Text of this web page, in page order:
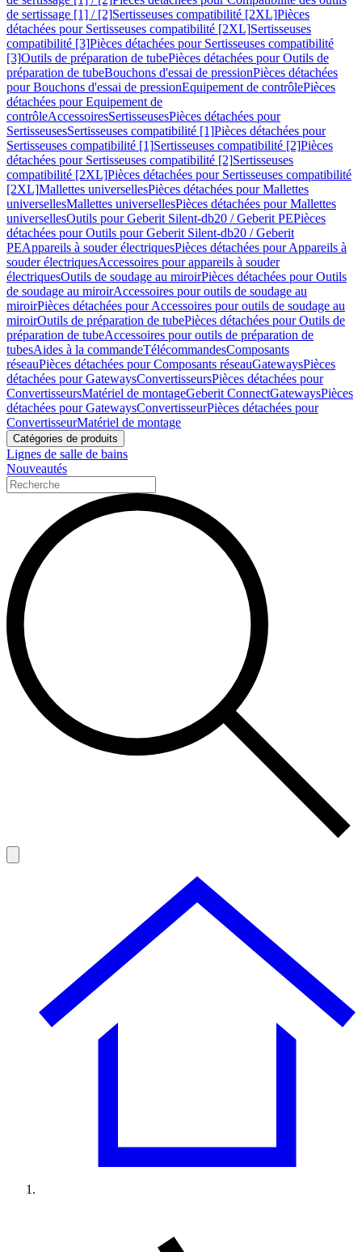
de sertissage [1] / [2]Sertisseuses compatibilité [2XL]Pièces
détachées pour Sertisseuses compatibilité [2XL]Sertisseuses
compatibilité [3]Pièces détachées pour Sertisseuses compatibilité
[3]Outils de préparation de tubePièces détachées pour Outils de
préparation de tubeBouchons d'essai de pressionPièces détachées
pour Bouchons d'essai de pressionEquipement de contrôlePièces
détachées pour Equipement de
contrôleAccessoiresSertisseusesPièces détachées pour
SertisseusesSertisseuses compatibilité [1]Pièces détachées pour
Sertisseuses compatibilité [1]Sertisseuses compatibilité [2]Pièces
détachées pour Sertisseuses compatibilité [2]Sertisseuses
compatibilité [2XL]Pièces détachées pour Sertisseuses compatibilité
[2XL]Mallettes universellesPièces détachées pour Mallettes
universellesMallettes universellesPièces détachées pour Mallettes
universellesOutils pour Geberit Silent-db20 / Geberit PEPièces
détachées pour Outils pour Geberit Silent-db20 / Geberit
PEAppareils à souder électriquesPièces détachées pour Appareils à
souder électriquesAccessoires pour appareils à souder
électriquesOutils de soudage au miroirPièces détachées pour Outils
de soudage au miroirAccessoires pour outils de soudage au
miroirPièces détachées pour Accessoires pour outils de soudage au
miroirOutils de préparation de tubePièces détachées pour Outils de
préparation de tubeAccessoires pour outils de préparation de
tubesAides à la commandeTélécommandesComposants
réseauPièces détachées pour Composants réseauGatewaysPièces
détachées pour GatewaysConvertisseursPièces détachées pour
ConvertisseursMatériel de montageGeberit ConnectGatewaysPièces
détachées pour GatewaysConvertisseurPièces détachées pour
ConvertisseurMatériel de montage
Catégories de produits
Lignes de salle de bains
Nouveautés